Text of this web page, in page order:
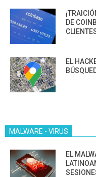
DE
EL
MALWARE - VIRUS
EL